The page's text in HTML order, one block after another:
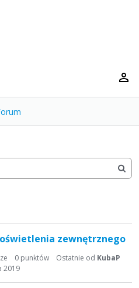
zewnętrznego
0 punktów Ostatnie od KubaP
2019